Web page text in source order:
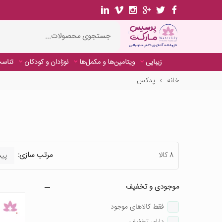
زیبایی ویتامین‌ها و مکمل‌ها نوزادان و کودکان
خانه
پدکس
8 کالا مرتب سازی:
موجودی و تخفیف
فقط کالاهای موجود